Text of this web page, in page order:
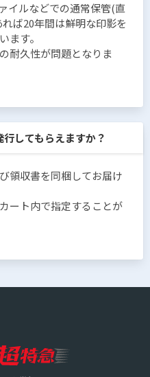
イルなどでの通常保管(直
ば20年間は鮮明な印影を
ます。
耐久性が問題となりま
してもらえますか？
領収書を同梱してお届け
ート内で指定することが